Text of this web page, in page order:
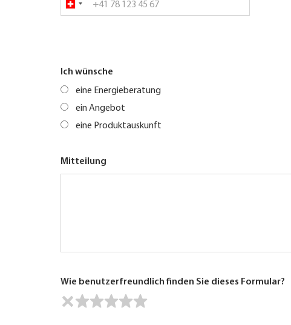
Ich wünsche
eine Energieberatung
ein Angebot
eine Produktauskunft
Mitteilung
Wie benutzerfreundlich finden Sie dieses Formular?